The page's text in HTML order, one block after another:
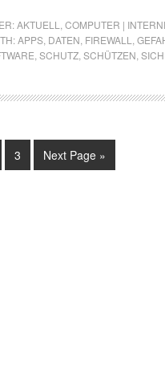
AKTUELL
COMPUTER |
APPS DATEN FIREWALL
SCHUTZ SCHÜTZEN
3 Next Page »